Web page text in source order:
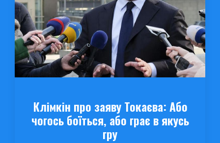
Клімкін про заяву Токаєва: Або
чогось боїться, або грає в якусь
гру